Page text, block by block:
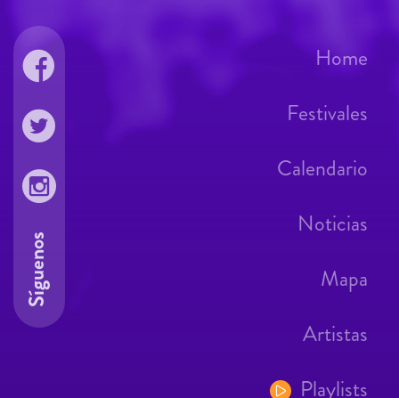
Home
Festivales
Calendario
Noticias
Mapa
Artistas
Playlists
Síguenos